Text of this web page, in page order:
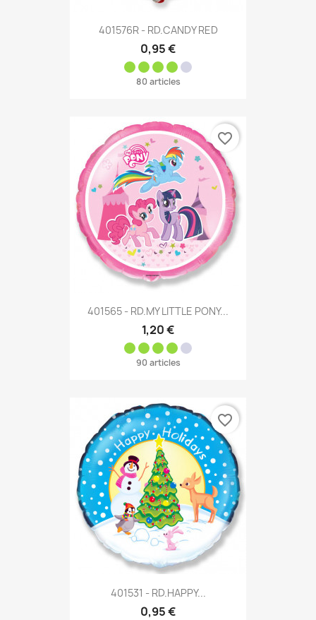
401576R - RD.CANDY RED
0,95 €
80 articles
401565 - RD.MY LITTLE PONY...
1,20 €
90 articles
favorite_border
401531 - RD.HAPPY...
0,95 €
favorite_border